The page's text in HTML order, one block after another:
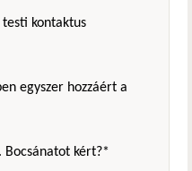
kontaktus
egyszer hozzáért a
Bocsánatot kért?*